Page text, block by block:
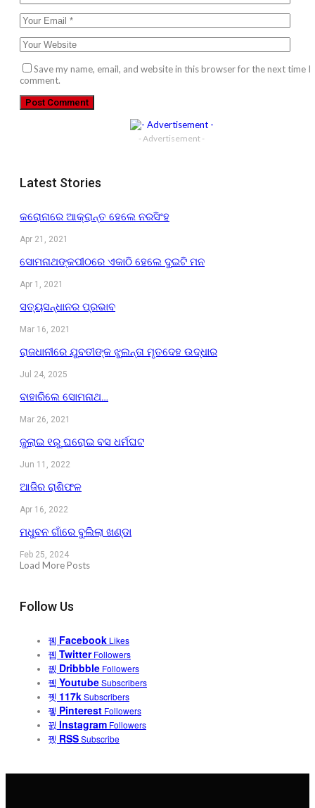
Save my name, email, and website in this browser for the next time I
comment.
- Advertisement -
Latest Stories
କରୋନାରେ ଆକ୍ରାନ୍ତ ହେଲେ ନରସିଂହ
Apr 21, 2021
ସୋମନାଥଙ୍କପୀଠରେ ଏକାଠି ହେଲେ ଦୁଇଟି ମନ
Apr 1, 2021
ସତ୍ୟସନ୍ଧାନର ପ୍ରଭାବ
Mar 16, 2021
ରାଜଧାନୀରେ ଯୁବତୀଙ୍କ ଝୁଲନ୍ତା ମୃତଦେହ ଉଦ୍ଧାର
Jul 24, 2025
ବାହାରିଲେ ସୋମନାଥ…
Mar 26, 2021
ଜୁଲାଇ ୧ରୁ ଘରୋଇ ବସ ଧର୍ମଘଟ
Jun 11, 2022
ଆଜିର ରାଶିଫଳ
Apr 16, 2022
ମଧୁବନ ଗାଁରେ ବୁଲିଲା ଖଣ୍ଡା
Feb 25, 2024
Load More Posts
Follow Us
Facebook Likes
Twitter Followers
Dribbble Followers
YoutubeSubscribers
117kSubscribers
Pinterest Followers
Instagram Followers
RSSSubscribe